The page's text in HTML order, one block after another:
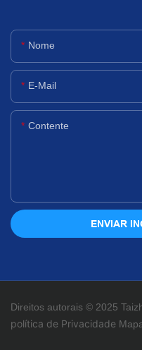
Nome
E-Mail
Contente
ENVIAR
Direitos autorais © 2025
política de Privacidade